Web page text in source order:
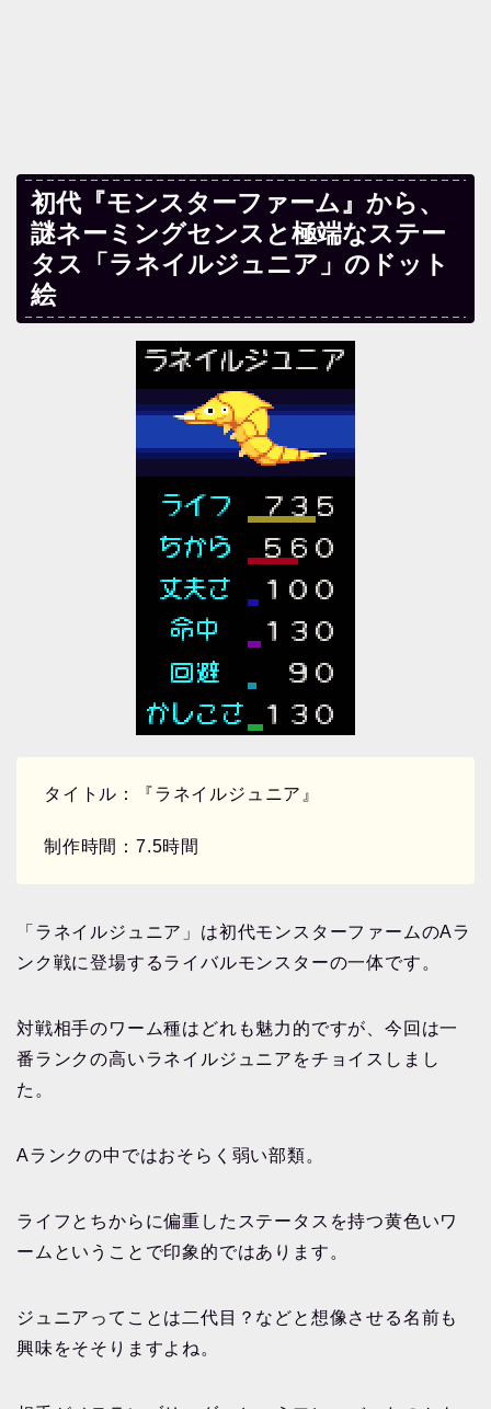
初代『モンスターファーム』から、
謎ネーミングセンスと極端なステー
タス「ラネイルジュニア」のドット
絵
タイトル：『ラネイルジュニア』
制作時間：7.5時間
「ラネイルジュニア」は初代モンスターファームのAラ
ンク戦に登場するライバルモンスターの一体です。
対戦相手のワーム種はどれも魅力的ですが、今回は一
番ランクの高いラネイルジュニアをチョイスしまし
た。
Aランクの中ではおそらく弱い部類。
ライフとちからに偏重したステータスを持つ黄色いワ
ームということで印象的ではあります。
ジュニアってことは二代目？などと想像させる名前も
興味をそそりますよね。